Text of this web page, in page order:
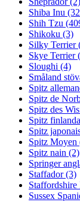
Shiba Inu
Shih Tzu
Shikoku (3)
Silky Terrier
Skye Terrier
Sloughi (4)
Småland
Spitz
Spitz de
Spitz des
Spitz
Spitz
Spitz Moyen
Spitz nain (2)
Springer
Staffador(3)
Sussex